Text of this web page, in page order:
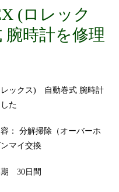
(ロレック
時計を修理
レックス) 自動巻式 腕時計
た
： 分解掃除（オーバーホ
マイ交換
期 30日間